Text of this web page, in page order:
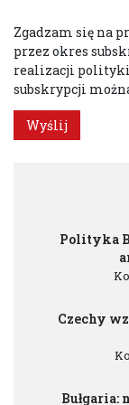
Zgadzam się na
przez okres
realizacji
subskrypcji
Polityka
Czechy
Bułgaria: